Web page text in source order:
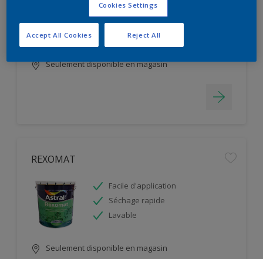
Résistant aux intempéries
Finition Mirroir
Seulement disponible en magasin
REXOMAT
Facile d'application
Séchage rapide
Lavable
Seulement disponible en magasin
Cookies Settings
Reject All
Accept All Cookies